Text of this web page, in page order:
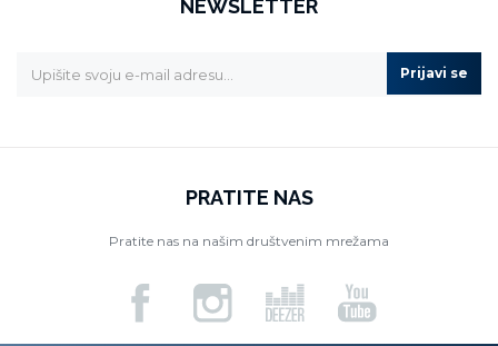
NEWSLETTER
Prijavi se
PRATITE NAS
Pratite nas na našim društvenim mrežama